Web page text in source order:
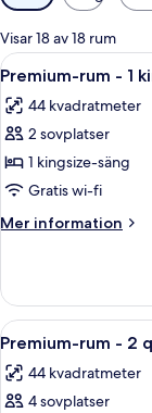
filter
för
rum
Visar 18 av 18 rum
Öppna
alla
foton
för
Premium-
rum
-
1
säng
utsikt
mot
poolen
5
Premium-rum - 1
44 kvadratmeter
2 sovplatser
1 kingsize-säng
Gratis wi-fi
Mer information
Mer
rum
1
säng
Öppna
alla
foton
för
5
Premium-rum - 2
44 kvadratmeter
4 sovplatser